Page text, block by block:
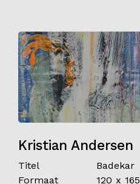
Kristian Andersen
Titel
Badekar
Formaat
120 x 165